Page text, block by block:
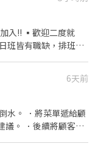
師的助手，處理烹飪
負責洗、剝、削、
。 ．準備不同餐點
。 ．負責擺盤、打包
6天前
水。 ．將菜單遞給顧
議。 ．後續將顧客點